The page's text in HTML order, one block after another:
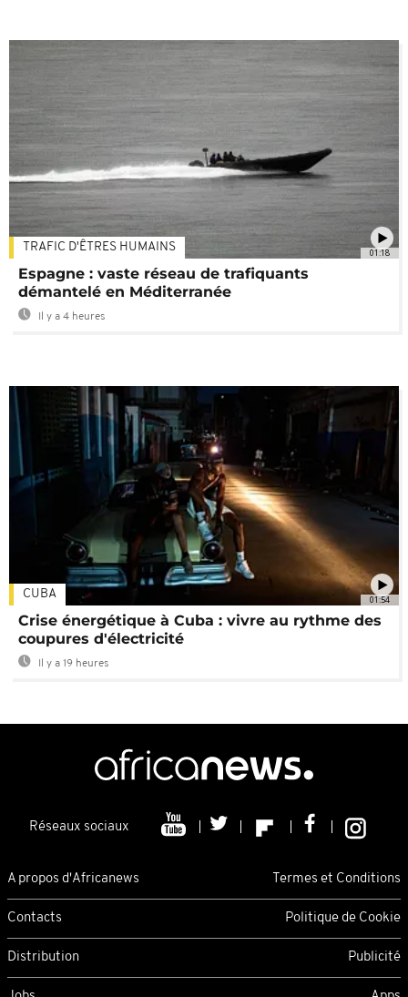
01:18
TRAFIC D'ÊTRES HUMAINS
Espagne : vaste réseau de trafiquants
démantelé en Méditerranée
Il y a 4 heures
01:54
CUBA
Crise énergétique à Cuba : vivre au rythme des
coupures d'électricité
Il y a 19 heures
Réseaux sociaux
A propos d'Africanews Termes et Conditions
Contacts Politique de Cookie
Distribution Publicité